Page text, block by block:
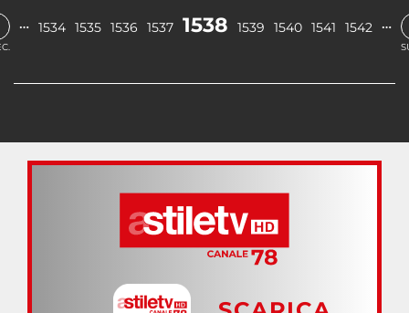
… 1534 1535 1536 1537 1538 1539 1540 1541 1542 …